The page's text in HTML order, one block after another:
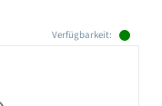
Verfügbarkeit: